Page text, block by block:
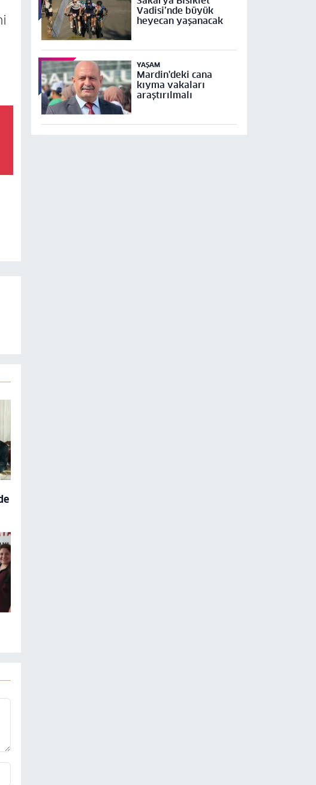
Vadisi’nde büyük
heyecan yaşanacak
YAŞAM
Mardin'deki cana
kıyma vakaları
araştırılmalı